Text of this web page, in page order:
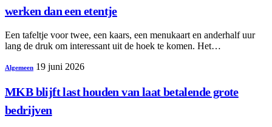
werken dan een etentje
Een tafeltje voor twee, een kaars, een menukaart en anderhalf uur
lang de druk om interessant uit de hoek te komen. Het…
Algemeen 19 juni 2026
MKB blijft last houden van laat betalende grote
bedrijven